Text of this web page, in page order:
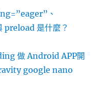
、
是什麼？
做 Android APP開
google nano